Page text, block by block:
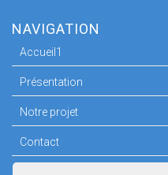
NAVIGATION
Accueil1
Présentation
Notre projet
Contact